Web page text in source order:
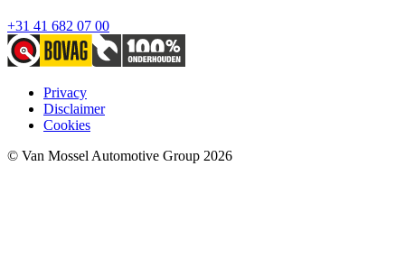
+31 41 682 07 00
Privacy
Disclaimer
Cookies
© Van Mossel Automotive Group 2026